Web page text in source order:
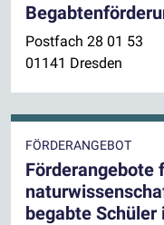
Postfach 28 01 53
01141 Dresden
FÖRDERANGEBOT
Förderangebote
begabte Schüler